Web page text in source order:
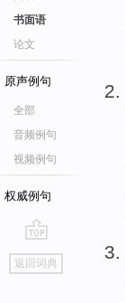
书面语
论文
原声例句
全部
音频例句
视频例句
权威例句
go
top
返回词典